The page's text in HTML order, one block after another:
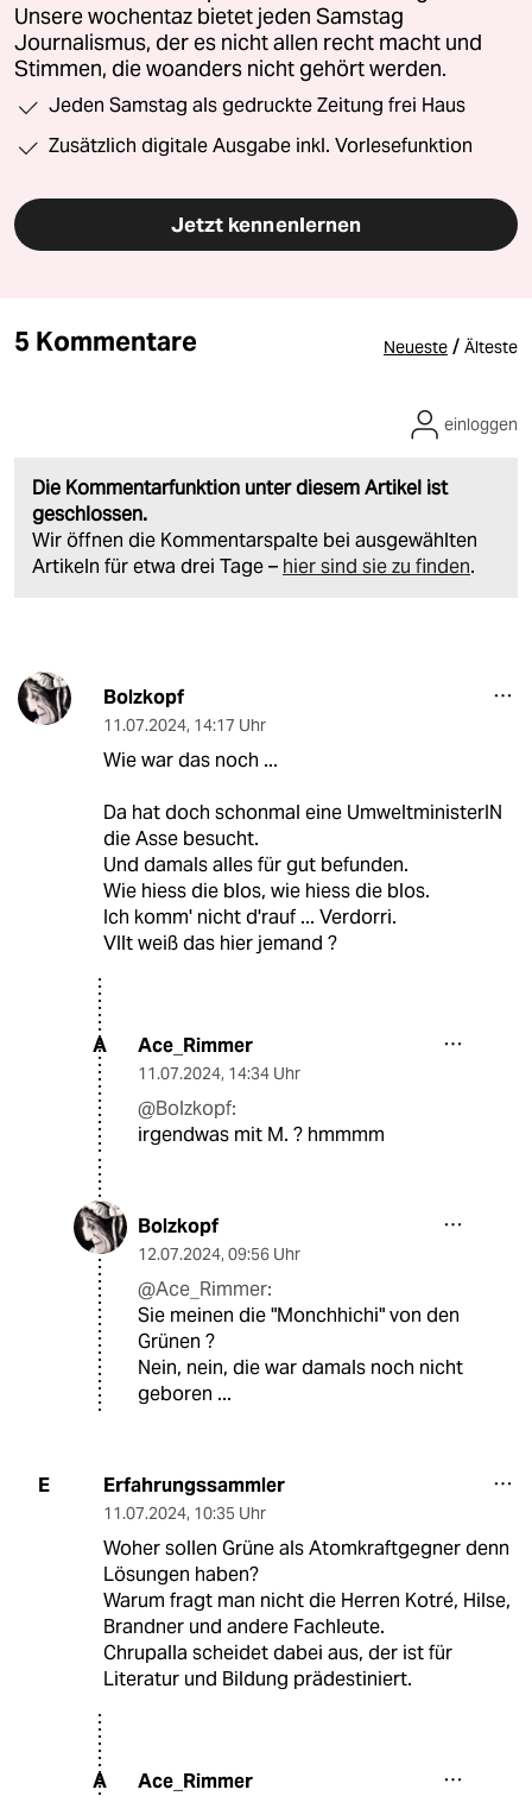
Unsere wochentaz bietet jeden Samstag
Journalismus, der es nicht allen recht macht und
Stimmen, die woanders nicht gehört werden.
Jeden Samstag als gedruckte Zeitung frei Haus
Zusätzlich digitale Ausgabe inkl. Vorlesefunktion
Jetzt kennenlernen
5 Kommentare Neueste / Älteste
Die Kommentarfunktion unter diesem Artikel ist
geschlossen.
Wir öffnen die Kommentarspalte bei ausgewählten
Artikeln für etwa drei Tage – hier sind sie zu finden.
einloggen
Bolzkopf
11.07.2024, 14:17 Uhr
Wie war das noch ...
Da hat doch schonmal eine UmweltministerIN
die Asse besucht.
Und damals alles für gut befunden.
Wie hiess die blos, wie hiess die blos.
Ich komm' nicht d'rauf ... Verdorri.
Vllt weiß das hier jemand ?
A Ace_Rimmer
11.07.2024, 14:34 Uhr
@Bolzkopf:
irgendwas mit M. ? hmmmm
Bolzkopf
12.07.2024, 09:56 Uhr
@Ace_Rimmer:
Sie meinen die "Monchhichi" von den
Grünen ?
Nein, nein, die war damals noch nicht
geboren ...
E Erfahrungssammler
11.07.2024, 10:35 Uhr
Woher sollen Grüne als Atomkraftgegner denn
Lösungen haben?
Warum fragt man nicht die Herren Kotré, Hilse,
Brandner und andere Fachleute.
Chrupalla scheidet dabei aus, der ist für
Literatur und Bildung prädestiniert.
A Ace_Rimmer